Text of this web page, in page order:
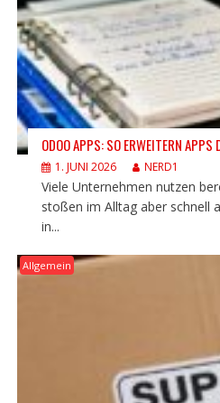
ODOO APPS: SO ERWEITERN
1. JUNI 2026 NERD1
Viele Unternehmen nutzen
stoßen im Alltag aber schnell
in...
Allgemein